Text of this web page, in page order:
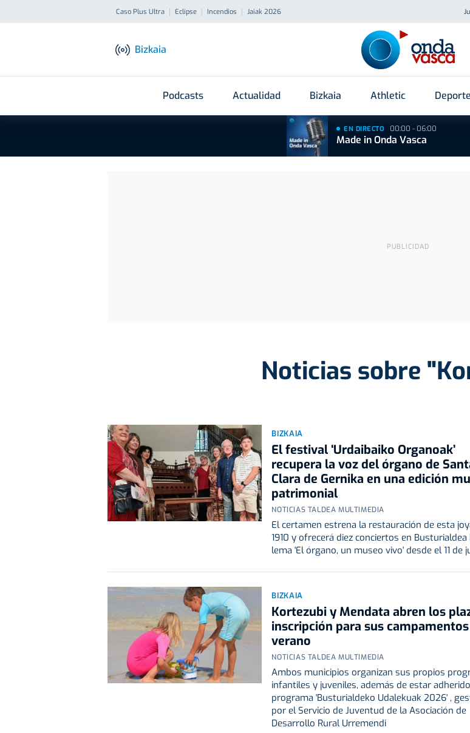
Caso Plus Ultra Eclipse Incendios Jaiak 2026
Bizkaia
Podcasts Actualidad Bizkaia Athletic
EN DIRECTO 00:00 - 06:00
Made in Onda Vasca
Noticias sobre
BIZKAIA
El festival ‘Urdaibaiko Organoak’
recupera la voz del órgano de
Clara de Gernika en una edición
patrimonial
NOTICIAS TALDEA MULTIMEDIA
El certamen estrena la restauración de esta
1910 y ofrecerá diez conciertos en Busturialdea
lema 'El órgano, un museo vivo' desde el 11 de
BIZKAIA
Kortezubi y Mendata abren los
inscripción para sus
verano
NOTICIAS TALDEA MULTIMEDIA
Ambos municipios organizan sus propios
infantiles y juveniles, además de estar
programa 'Busturialdeko Udalekuak 2026' ,
por el Servicio de Juventud de la Asociación de
Desarrollo Rural Urremendi